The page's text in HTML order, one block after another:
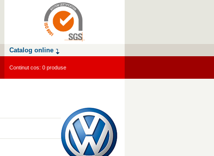
Catalog online
Continut cos: 0 produse